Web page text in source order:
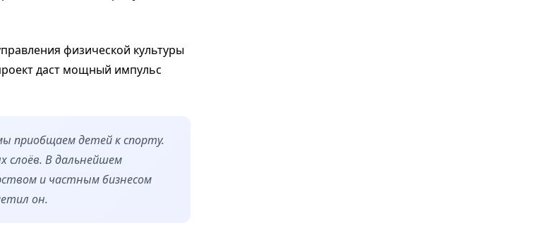
физической культуры
даст мощный импульс
приобщаем детей к спорту.
слоёв. В дальнейшем
и частным бизнесом
он.